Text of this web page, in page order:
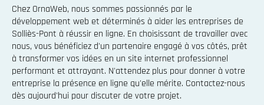
Chez OrnaWeb, nous sommes passionnés par le
développement web et déterminés à aider les entreprises de
Solliès-Pont à réussir en ligne. En choisissant de travailler avec
nous, vous bénéficiez d'un partenaire engagé à vos côtés, prêt
à transformer vos idées en un site internet professionnel
performant et attrayant. N'attendez plus pour donner à votre
entreprise la présence en ligne qu'elle mérite. Contactez-nous
dès aujourd'hui pour discuter de votre projet.